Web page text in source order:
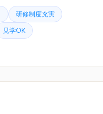
研修制度充実
見学OK